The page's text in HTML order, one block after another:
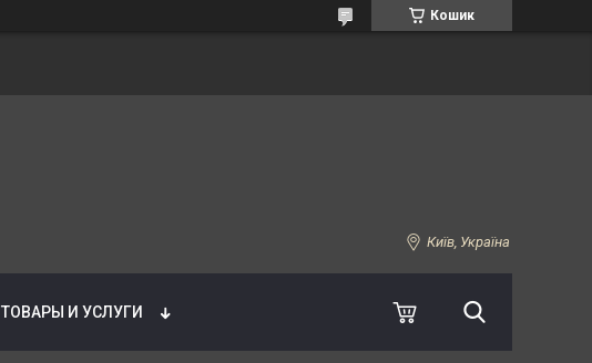
Кошик
Київ, Україна
ТОВАРЫ И УСЛУГИ